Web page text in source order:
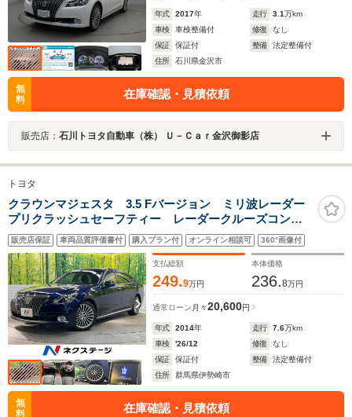
年式 2017年 走行 3.1万km
車検
車検整備付 修復
なし
保証
保証付 整備
法定整備付
住所
石川県金沢市
無
料
在庫確認・見積依頼
販売店： 石川トヨタ自動車（株） Ｕ－Ｃａｒ金沢御影店
トヨタ
クラウンマジェスタ 3.5 Fバージョン ミリ波レーダー
プリクラッシュセーフティー レーダークルーズコント
ロール OP18インチアルミホイール 全席パワーシー
ト 前席シートベンチレーション 後席シートヒータ
ー リアオートエアコン
販売店保証 車両品質評価書付 購入プラン付 オンライン相談可 360°画像付
支払総額
249.9万円
本体価格
236.8万円
通常ローン 月々20,600円
年式 2014年 走行 7.6万km
車検
'26/12 修復
なし
保証
保証付 整備
法定整備付
住所
群馬県伊勢崎市
無
料
在庫確認・見積依頼